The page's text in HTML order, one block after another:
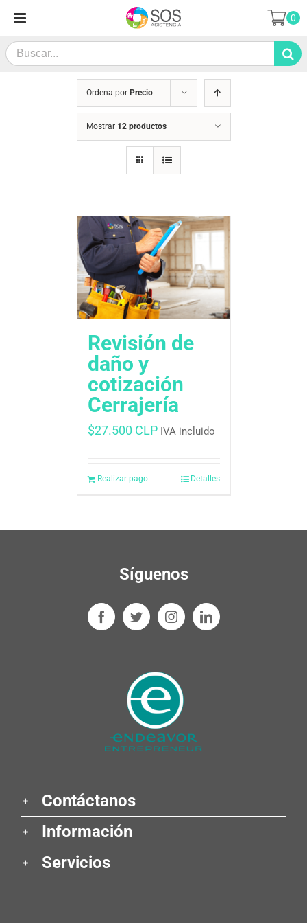
contenido
Search
for:
0
Ordena por Precio
Mostrar 12 productos
Revisión de
daño y
cotización
Cerrajería
$27.500 CLP IVA incluido
Realizar pago Detalles
Síguenos
Contáctanos
Información
Servicios